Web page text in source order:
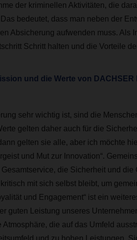
der kriminellen Aktivitäten, die
bedeutet, dass man neben der
Absicherung aufwenden muss. Als
Schritt halten und die Vorteile
und die Werte von
sehr wichtig ist, sind die
gelten daher auch für die
gelten sie alle, aber ich möchte
und Mut zur Innovation“.
Gesamtservice, die Sicherheit und
mit sich selbst bleibt, um
und Engagement“ ist ein
guten Leistung unseres
Atmosphäre, die auf das Umfeld
und zu hohen Leistungen.